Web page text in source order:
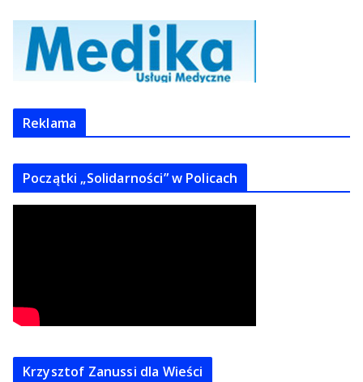
Reklama
Początki „Solidarności” w Policach
Krzysztof Zanussi dla Wieści